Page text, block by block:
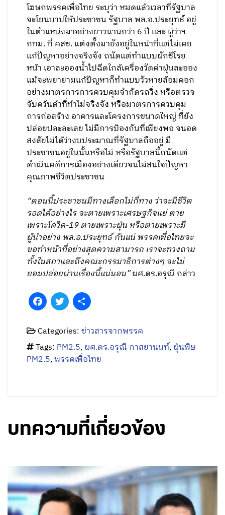
โฆษกพรรคเพื่อไทย ระบุว่า หมดแล้วเวลาที่รัฐบาล
จะโยนบาปให้ประชาชน รัฐบาล พล.อ.ประยุทธ์ อยู่
ในตำแหน่งมาอย่างยาวนานกว่า 6 ปี และ ผู้ว่าฯ
กทม. ที่ คสช. แต่งตั้งมายังอยู่ในหน้าที่แต่ไม่เคย
แก้ปัญหาอย่างจริงจัง ถนัดแต่ทำแบบผักชีโรย
หน้า เอาละอองน้ำไปฉีดใกล้เครื่องวัดค่าฝุ่นละออง
แม้จะพยายามแก้ปัญหาก็ทำแบบวัวหายล้อมคอก
อย่างมาตรการการควบคุมจำกัดรถวิ่ง หรือตรวจ
จับควันดำที่ทำไม่จริงจัง หรือมาตรการควบคุม
การก่อสร้าง อาคารและโครงการขนาดใหญ่ ที่ยัง
ปล่อยปละละเลย ไม่มีการป้องกันที่เพียงพอ จนอด
สงสัยไม่ได้ว่างบประมาณที่รัฐบาลถืออยู่ มี
ประชาชนอยู่ในนั้นหรือไม่ หรือรัฐบาลนี้ถนัดแต่
ดำเนินคดีการเมืองอย่างเดียวจนไม่สนใจปัญหา
คุณภาพชีวิตประชาชน
“ตอนนี้ประชาชนมีทางเลือกไม่กี่ทาง ว่าจะมีชีวิต
รอดได้อย่างไร จะตายเพราะเศรษฐกิจแย่ ตาย
เพราะโควิด-19 ตายเพราะฝุ่น หรือตายเพราะมี
ผู้นำอย่าง พล.อ.ประยุทธ์ กันแน่ พรรคเพื่อไทยจะ
ขอทำหน้าที่อย่างสุดความสามารถ เราจะทวงถาม
ทั้งในสภาและถึงคณะกรรมาธิการต่างๆ จะไม่
ยอมปล่อยผ่านเรื่องนี้แน่นอน”ผศ.ดร.อรุณี กล่าว
FacebookTwitter
Categories:ข่าวสารจากพรรค
Tags: PM2.5,ผศ.ดร.อรุณี กาสยานนท์,ฝุ่นพิษ
PM2.5,พรรคเพื่อไทย
บทความที่เกี่ยวข้อง